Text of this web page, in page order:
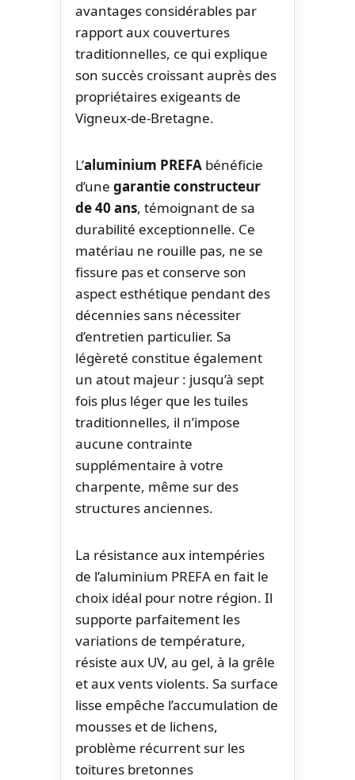
avantages considérables par
rapport aux couvertures
traditionnelles, ce qui explique
son succès croissant auprès des
propriétaires exigeants de
Vigneux-de-Bretagne.
L’aluminium PREFA bénéficie
d’une garantie constructeur
de 40 ans, témoignant de sa
durabilité exceptionnelle. Ce
matériau ne rouille pas, ne se
fissure pas et conserve son
aspect esthétique pendant des
décennies sans nécessiter
d’entretien particulier. Sa
légèreté constitue également
un atout majeur : jusqu’à sept
fois plus léger que les tuiles
traditionnelles, il n’impose
aucune contrainte
supplémentaire à votre
charpente, même sur des
structures anciennes.
La résistance aux intempéries
de l’aluminium PREFA en fait le
choix idéal pour notre région. Il
supporte parfaitement les
variations de température,
résiste aux UV, au gel, à la grêle
et aux vents violents. Sa surface
lisse empêche l’accumulation de
mousses et de lichens,
problème récurrent sur les
toitures bretonnes